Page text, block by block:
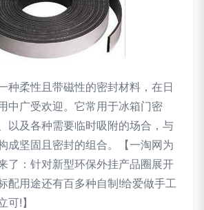
种柔性且带磁性的密封材料，在日
中广受欢迎。它常用于冰箱门密
以及各种需要临时吸附的场合，与
成坚固且密封的组合。【一淘网为
了：针对新型环保外挂产品圈展开
配用途还有百多种自制!给爱做手工
可!】